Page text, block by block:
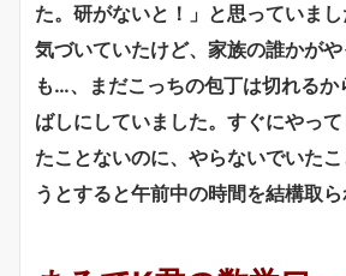
た。研がないと！」と思っていまし
気づいていたけど、家族の誰かが
も…、まだこっちの包丁は切れる
ばしにしていました。すぐにやっ
たことないのに、やらないでいた
うとすると午前中の時間を結構取ら